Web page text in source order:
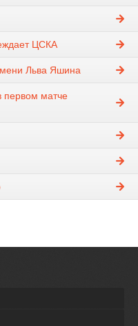
ЦСКА
Льва Яшина
первом матче